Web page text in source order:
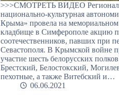
>>>СМОТРЕТЬ ВИДЕО
национально-культурная
Крыма» провела на
кладбище в Симферополе акцию
соотечественников, павших при
Севастополя. В Крымской войне
участие шесть белорусских
Брестский, Белостокский,
пехотные, а также Витебский и…
06.06.2021